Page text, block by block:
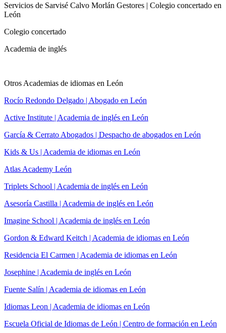
Servicios de Sarvisé Calvo Morlán Gestores | Colegio concertado en
León
Colegio concertado
Academia de inglés
Otros Academias de idiomas en León
Rocío Redondo Delgado | Abogado en León
Active Institute | Academia de inglés en León
García & Cerrato Abogados | Despacho de abogados en León
Kids & Us | Academia de idiomas en León
Atlas Academy León
Triplets School | Academia de inglés en León
Asesoría Castilla | Academia de inglés en León
Imagine School | Academia de inglés en León
Gordon & Edward Keitch | Academia de idiomas en León
Residencia El Carmen | Academia de idiomas en León
Josephine | Academia de inglés en León
Fuente Salín | Academia de idiomas en León
Idiomas Leon | Academia de idiomas en León
Escuela Oficial de Idiomas de León | Centro de formación en León